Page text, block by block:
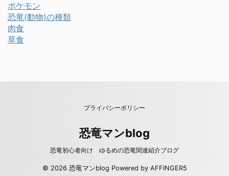
ポケモン
恐竜(動物)の種類
肉食
草食
プライバシーポリシー
恐竜マンblog
恐竜初心者向け ゆるめの恐竜関連紹介ブログ
© 2026 恐竜マンblog Powered by AFFINGER5